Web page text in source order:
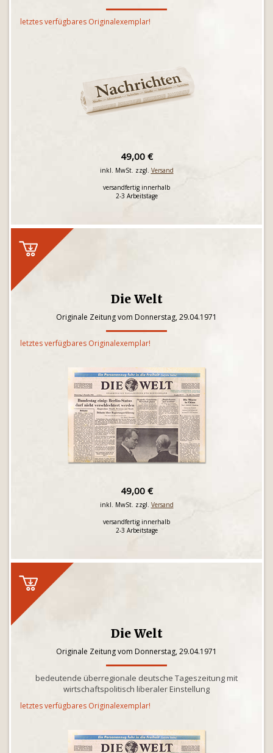
letztes verfügbares Originalexemplar!
49,00 €
inkl. MwSt. zzgl. Versand
versandfertig innerhalb
2-3 Arbeitstage
Die Welt
Originale Zeitung vom Donnerstag, 29.04.1971
letztes verfügbares Originalexemplar!
49,00 €
inkl. MwSt. zzgl. Versand
versandfertig innerhalb
2-3 Arbeitstage
Die Welt
Originale Zeitung vom Donnerstag, 29.04.1971
bedeutende überregionale deutsche Tageszeitung mit
wirtschaftspolitisch liberaler Einstellung
letztes verfügbares Originalexemplar!